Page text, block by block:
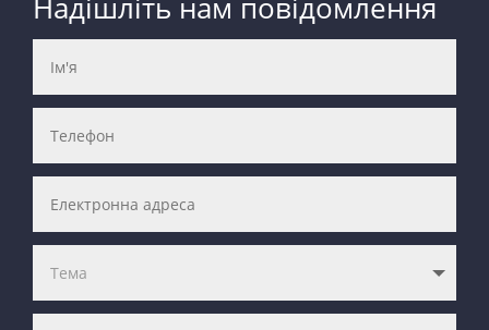
Надішліть нам повідомлення